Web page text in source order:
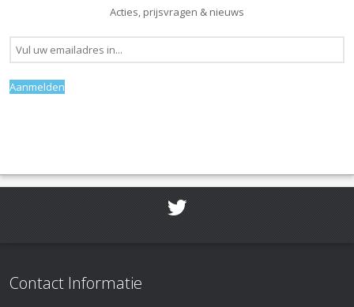
Acties, prijsvragen & nieuws
Contact Informatie